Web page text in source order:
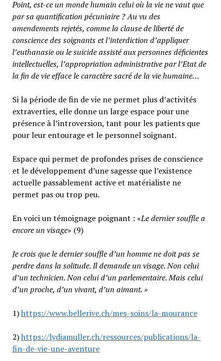
Point, est-ce un monde humain celui où la vie ne vaut que
par sa quantification pécuniaire ? Au vu des
amendements rejetés, comme la clause de liberté de
conscience des soignants et l’interdiction d’appliquer
l’euthanasie ou le suicide assisté aux personnes déficientes
intellectuelles, l’appropriation administrative par l’Etat de
la fin de vie efface le caractère sacré de la vie humaine…
Si la période de fin de vie ne permet plus d’activités
extraverties, elle donne un large espace pour une
présence à l’introversion, tant pour les patients que
pour leur entourage et le personnel soignant.
Espace qui permet de profondes prises de conscience
et le développement d’une sagesse que l’existence
actuelle passablement active et matérialiste ne
permet pas ou trop peu.
En voici un témoignage poignant : «Le dernier souffle a
encore un visage» (9)
Je crois que le dernier souffle d’un homme ne doit pas se
perdre dans la solitude. Il demande un visage. Non celui
d’un technicien. Non celui d’un parlementaire. Mais celui
d’un proche, d’un vivant, d’un aimant. »
1)https://www.bellerive.ch/mes-soins/la-mourance
2)https://lydiamuller.ch/ressources/publications/la-
fin-de-vie-une-aventure